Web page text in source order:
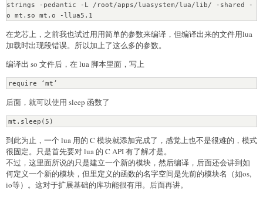
};
/*  库打开时的执行函数（相当于这个库的 main 函数），执行完这个函数后，
int luaopen_mt(lua_State *L)
   /*  把那个结构体数组注册到 mt （名字可自己取）库中去 */
   return 1;
strings -pedantic -L /root/apps/luasystem/lua/lib/ -shared -
在龙芯上，之前我也试过用用简单的参数来编译，但编译出来的文件用lua
加载时出现段错误。所以加上了这么多的参数。
编译出 so 文件后，在 lua 脚本里面，写上
后面，就可以使用 sleep 函数了
到此为止，一个 lua 用的 C 模块就添加完成了，感觉上也不是很难的，模式
很固定。只是首先要对 lua 的 C API 有了解才是。
不过，这里面所说的只是建立一个新的模块，然后编译，后面还会讲到如
何定义一个新的模块，但里定义的函数的名字空间是先前的模块名（如os,
io等）。这对于扩展基础的库功能很有用。后面再讲。